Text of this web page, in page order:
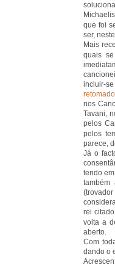
que foi
ser,
Mais
quais
incluir-
nos
Tavani,
pelos
pelos
parece,
Já o
tendo
rei
volta a
aberto.
Com
dando o